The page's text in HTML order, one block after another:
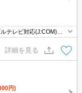
テレビ対応(J:COM)。
ス・トイレ別。シャワ
ドレ。コンビニへ190
詳細を見る
円)